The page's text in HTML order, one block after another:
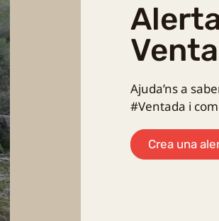
Ajuda’ns a
#Ventada i
Crea una